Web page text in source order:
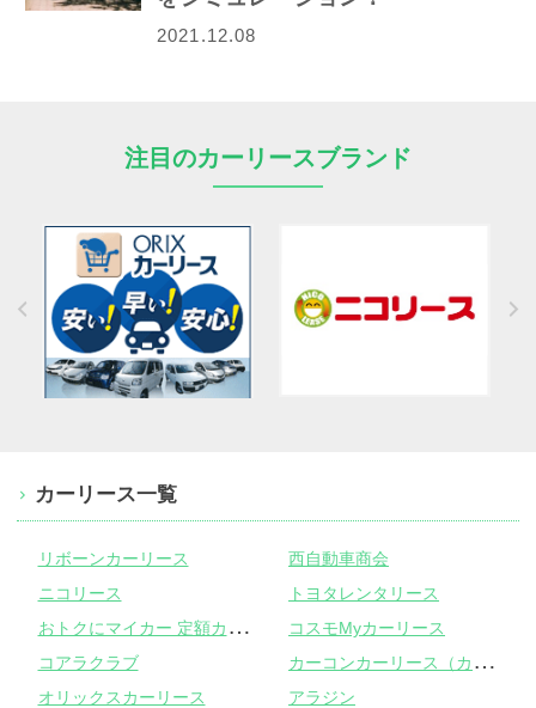
2021.12.08
注目のカーリースブランド
カーリース一覧
リボーンカーリース
西自動車商会
ニコリース
トヨタレンタリース
お
トクにマイカー 定額カルモくん
コスモMyカーリース
コアラクラブ
カ
ーコンカーリース（カーコンビニ倶楽部）
オリックスカーリース アラジン